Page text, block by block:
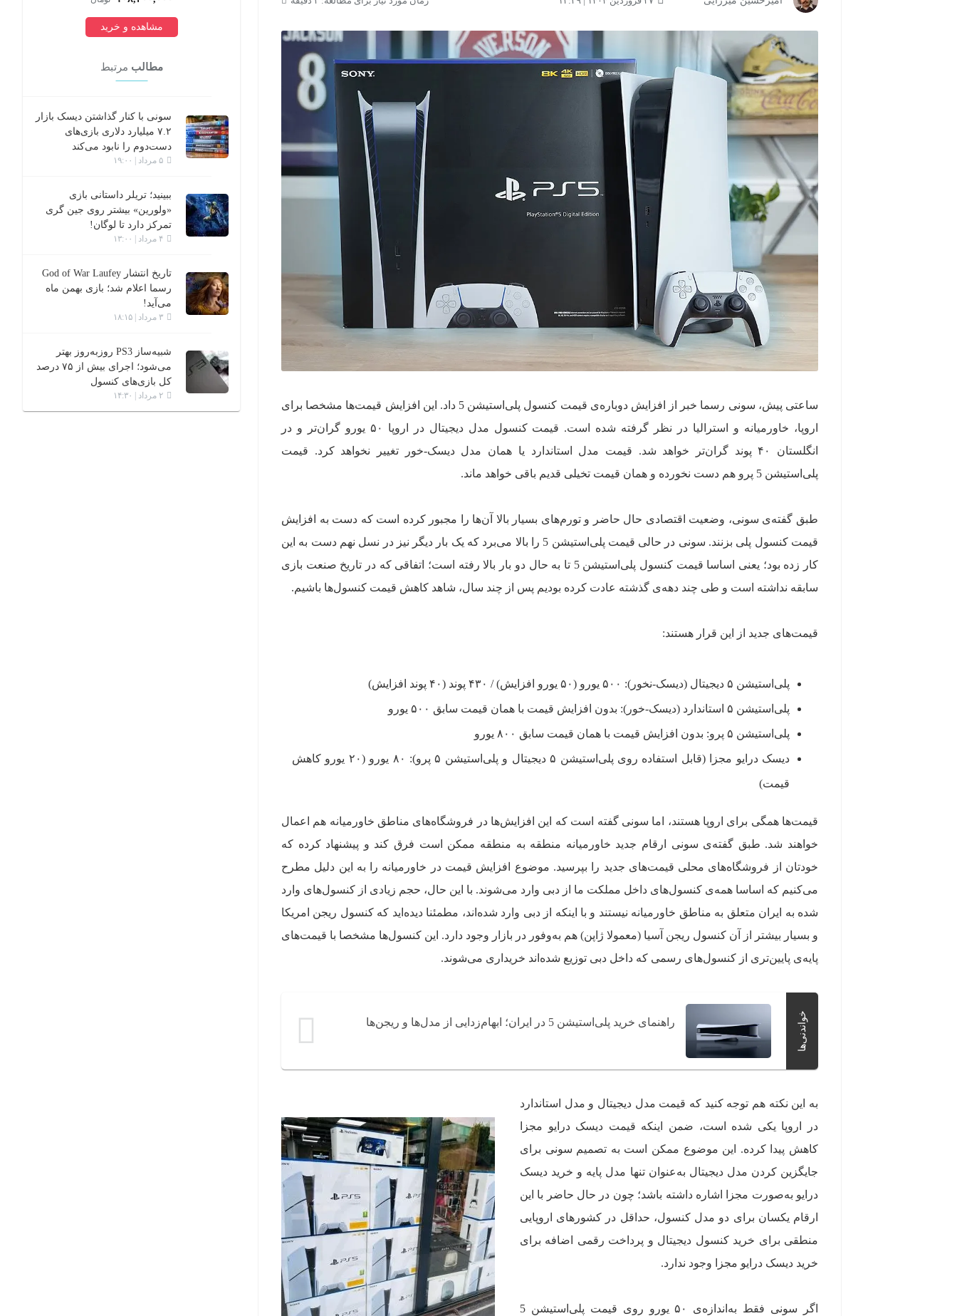
ساعتی پیش، سونی رسما خبر از افزایش دوباره‌ی قیمت کنسول پلی‌استیشن 5 داد. این افزایش قیمت‌ها مشخصا برای
اروپا، خاورمیانه و استرالیا در نظر گرفته شده است. قیمت کنسول مدل دیجیتال در اروپا ۵۰ یورو گران‌تر و در
انگلستان ۴۰ پوند گران‌تر خواهد شد. قیمت مدل استاندارد یا همان مدل دیسک-خور تغییر نخواهد کرد. قیمت
پلی‌استیشن 5 پرو هم دست نخورده و همان قیمت تخیلی قدیم باقی خواهد ماند.
طبق گفته‌ی سونی، وضعیت اقتصادی حال حاضر و تورم‌های بسیار بالا آن‌ها را مجبور کرده است که دست به افزایش
قیمت کنسول پلی بزنند. سونی در حالی قیمت پلی‌استیشن 5 را بالا می‌برد که یک بار دیگر نیز در نسل نهم دست به این
کار زده بود؛ یعنی اساسا قیمت کنسول پلی‌استیشن 5 تا به حال دو بار بالا رفته است؛ اتفاقی که در تاریخ صنعت بازی
سابقه نداشته است و طی چند دهه‌ی گذشته عادت کرده بودیم پس از چند سال، شاهد کاهش قیمت کنسول‌ها باشیم.
قیمت‌های جدید از این قرار هستند:
پلی‌استیشن ۵ دیجیتال (دیسک-نخور): ۵۰۰ یورو (۵۰ یورو افزایش) / ۴۳۰ پوند (۴۰ پوند افزایش)
پلی‌استیشن ۵ استاندارد (دیسک-خور): بدون افزایش قیمت با همان قیمت سابق ۵۰۰ یورو
پلی‌استیشن ۵ پرو: بدون افزایش قیمت با همان قیمت سابق ۸۰۰ یورو
دیسک درایو مجزا (قابل استفاده روی پلی‌استیشن ۵ دیجیتال و پلی‌استیشن ۵ پرو): ۸۰ یورو (۲۰ یورو کاهش
قیمت)
قیمت‌ها همگی برای اروپا هستند، اما سونی گفته است که این افزایش‌ها در فروشگاه‌های مناطق خاورمیانه هم اعمال
خواهند شد. طبق گفته‌ی سونی ارقام جدید خاورمیانه منطقه به منطقه ممکن است فرق کند و پیشنهاد کرده که
خودتان از فروشگاه‌های محلی قیمت‌های جدید را بپرسید. موضوع افزایش قیمت در خاورمیانه را به این دلیل مطرح
می‌کنیم که اساسا همه‌ی کنسول‌های داخل مملکت ما از دبی وارد می‌شوند. با این حال، حجم زیادی از کنسول‌های وارد
شده به ایران متعلق به مناطق خاورمیانه نیستند و با اینکه از دبی وارد شده‌اند، مطمئنا دیده‌اید که کنسول ریجن امریکا
و بسیار بیشتر از آن کنسول ریجن آسیا (معمولا ژاپن) هم به‌وفور در بازار وجود دارد. این کنسول‌ها مشخصا با قیمت‌های
پایه‌ی پایین‌تری از کنسول‌های رسمی که داخل دبی توزیع شده‌اند خریداری می‌شوند.
خواندنی‌ها راهنمای خرید پلی‌استیشن 5 در ایران؛ ابهام‌زدایی از مدل‌ها و ریجن‌ها
به این نکته هم توجه کنید که قیمت مدل دیجیتال و مدل استاندارد
در اروپا یکی شده است، ضمن اینکه قیمت دیسک درایو مجزا
کاهش پیدا کرده. این موضوع ممکن است به تصمیم سونی برای
جایگزین کردن مدل دیجیتال به‌عنوان تنها مدل پایه و خرید دیسک
درایو به‌صورت مجزا اشاره داشته باشد؛ چون در حال حاضر با این
ارقام یکسان برای دو مدل کنسول، حداقل در کشورهای اروپایی
منطقی برای خرید کنسول دیجیتال و پرداخت رقمی اضافه برای
خرید دیسک درایو مجزا وجود ندارد.
اگر سونی فقط به‌اندازه‌ی ۵۰ یورو روی قیمت پلی‌استیشن 5
مشاهده و خرید
مطالب مرتبط
سونی با کنار گذاشتن دیسک‌ بازار
۷.۲ میلیارد دلاری بازی‌های
دست‌دوم را نابود می‌کند
۵ مرداد | ۱۹:۰۰
ببینید؛ تریلر داستانی بازی
«ولورین» بیشتر روی جین گری
تمرکز دارد تا لوگان!
۴ مرداد | ۱۳:۰۰
تاریخ انتشار God of War Laufey
رسما اعلام شد؛ بازی بهمن ماه
می‌آید!
۳ مرداد | ۱۸:۱۵
شبیه‌ساز PS3 روزبه‌روز بهتر
می‌شود؛‌ اجرای بیش از ۷۵ درصد
کل بازی‌های کنسول
۲ مرداد | ۱۴:۳۰